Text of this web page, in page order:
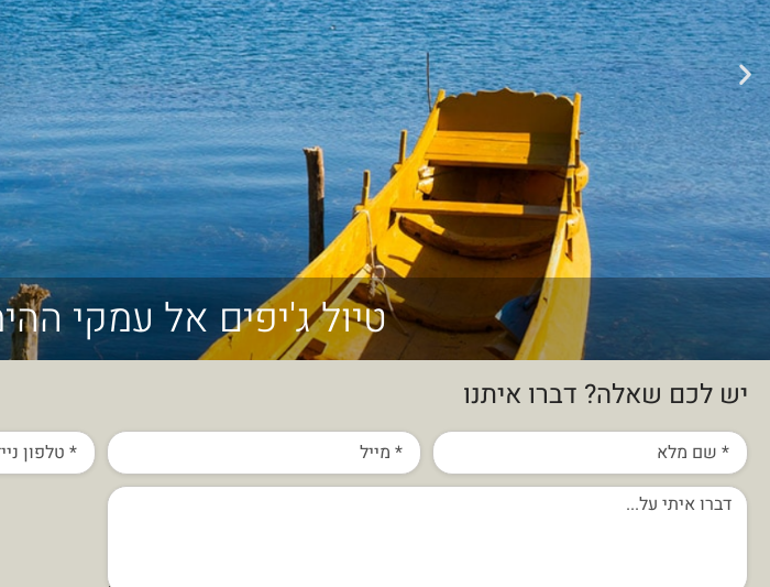
טיול ג'יפים אל עמקי
יש לכם שאלה? דברו איתנו